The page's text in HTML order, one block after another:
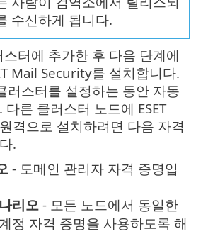
수신하게 됩니다.
스터에 추가한 후 다음 단계에
Mail Security를 설치합니다.
러스터를 설정하는 동안 자동
른 클러스터 노드에 ESET
격으로 설치하려면 다음 자격
.
- 도메인 관리자 자격 증명입
리오 - 모든 노드에서 동일한
정 자격 증명을 사용하도록 해